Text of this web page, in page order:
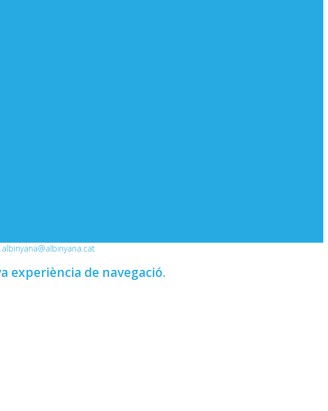
experiència de navegació.